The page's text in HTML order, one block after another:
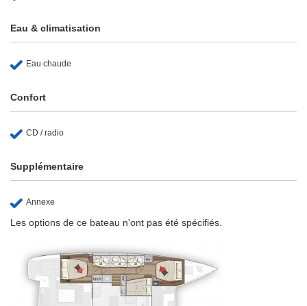
Eau & climatisation
Eau chaude
Confort
CD / radio
Supplémentaire
Annexe
Les options de ce bateau n'ont pas été spécifiés.